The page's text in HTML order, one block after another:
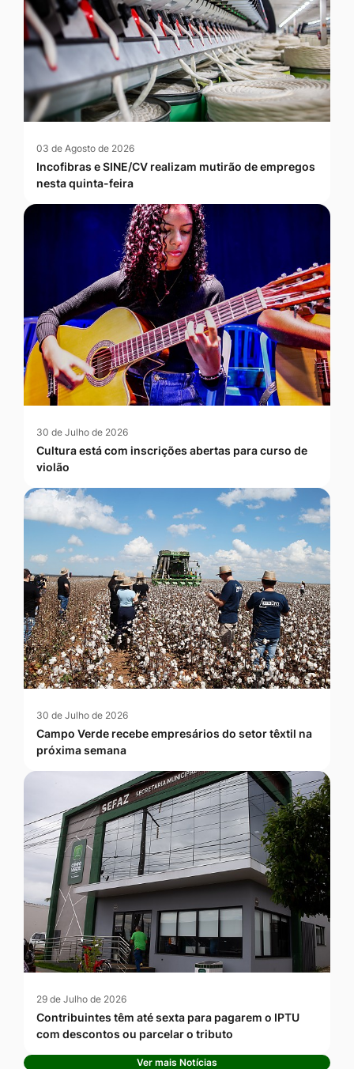
03 de Agosto de 2026
Incofibras e SINE/CV realizam mutirão de empregos
nesta quinta-feira
30 de Julho de 2026
Cultura está com inscrições abertas para curso de
violão
30 de Julho de 2026
Campo Verde recebe empresários do setor têxtil na
próxima semana
29 de Julho de 2026
Contribuintes têm até sexta para pagarem o IPTU
com descontos ou parcelar o tributo
Ver mais Notícias